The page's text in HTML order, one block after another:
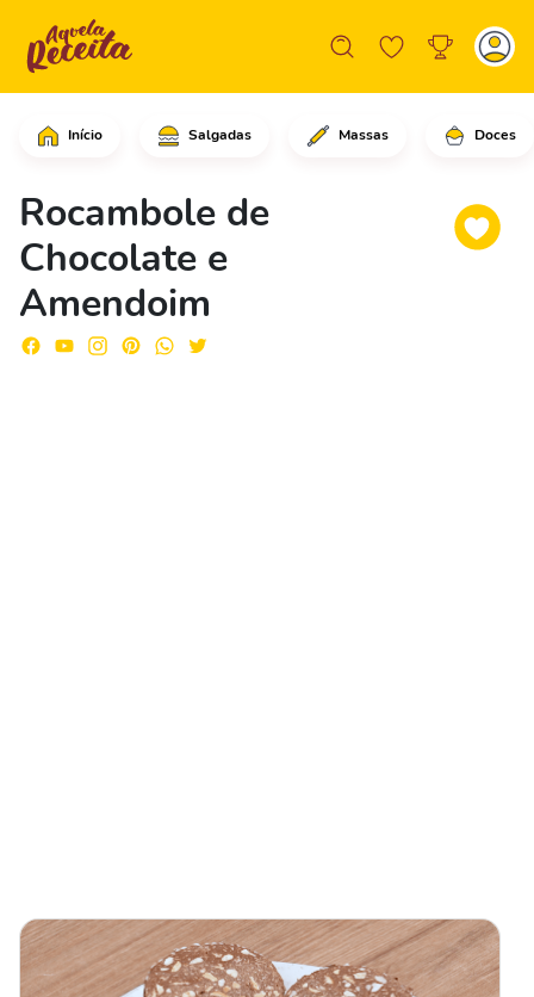
Início Salgadas Massas Doces
Rocambole de
Chocolate e
Amendoim
Comece adicionando as barras de